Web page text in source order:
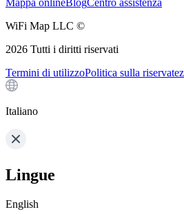
WiFi Map LLC ©
2026 Tutti i diritti riservati
Termini di utilizzoPolitica sulla
Italiano
Lingue
English